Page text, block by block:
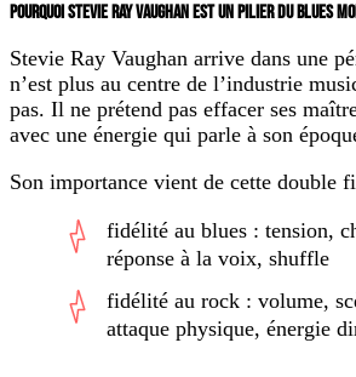
POURQUOI STEVIE RAY VAUGHAN EST UN PILIER DU BLUES
Stevie Ray Vaughan arrive dans une
n’est plus au centre de l’industrie
pas. Il ne prétend pas effacer ses
avec une énergie qui parle à son
Son importance vient de cette double
fidélité au blues : tension,
réponse à la voix, shuffle
fidélité au rock : volume,
attaque physique, énergie